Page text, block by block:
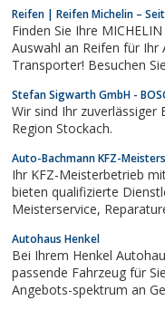
Reifen | Reifen Michelin –
Finden Sie Ihre
Auswahl an Reifen für Ihr Auto, Motorrad, Ihren
Stefan Sigwarth GmbH -
Wir sind Ihr zuverlässiger
Region Stockach.
Auto-Bachmann KFZ-
Ihr KFZ-Meisterbetrieb
bieten qualifizierte
Meisterservice, Reparaturen aller Art, Karosseriearbeiten, Reifen-
Die TÜV-Abnahme
Autohaus Henkel
Bei Ihrem Henkel
passende Fahrzeug für
Angebots-spektrum an